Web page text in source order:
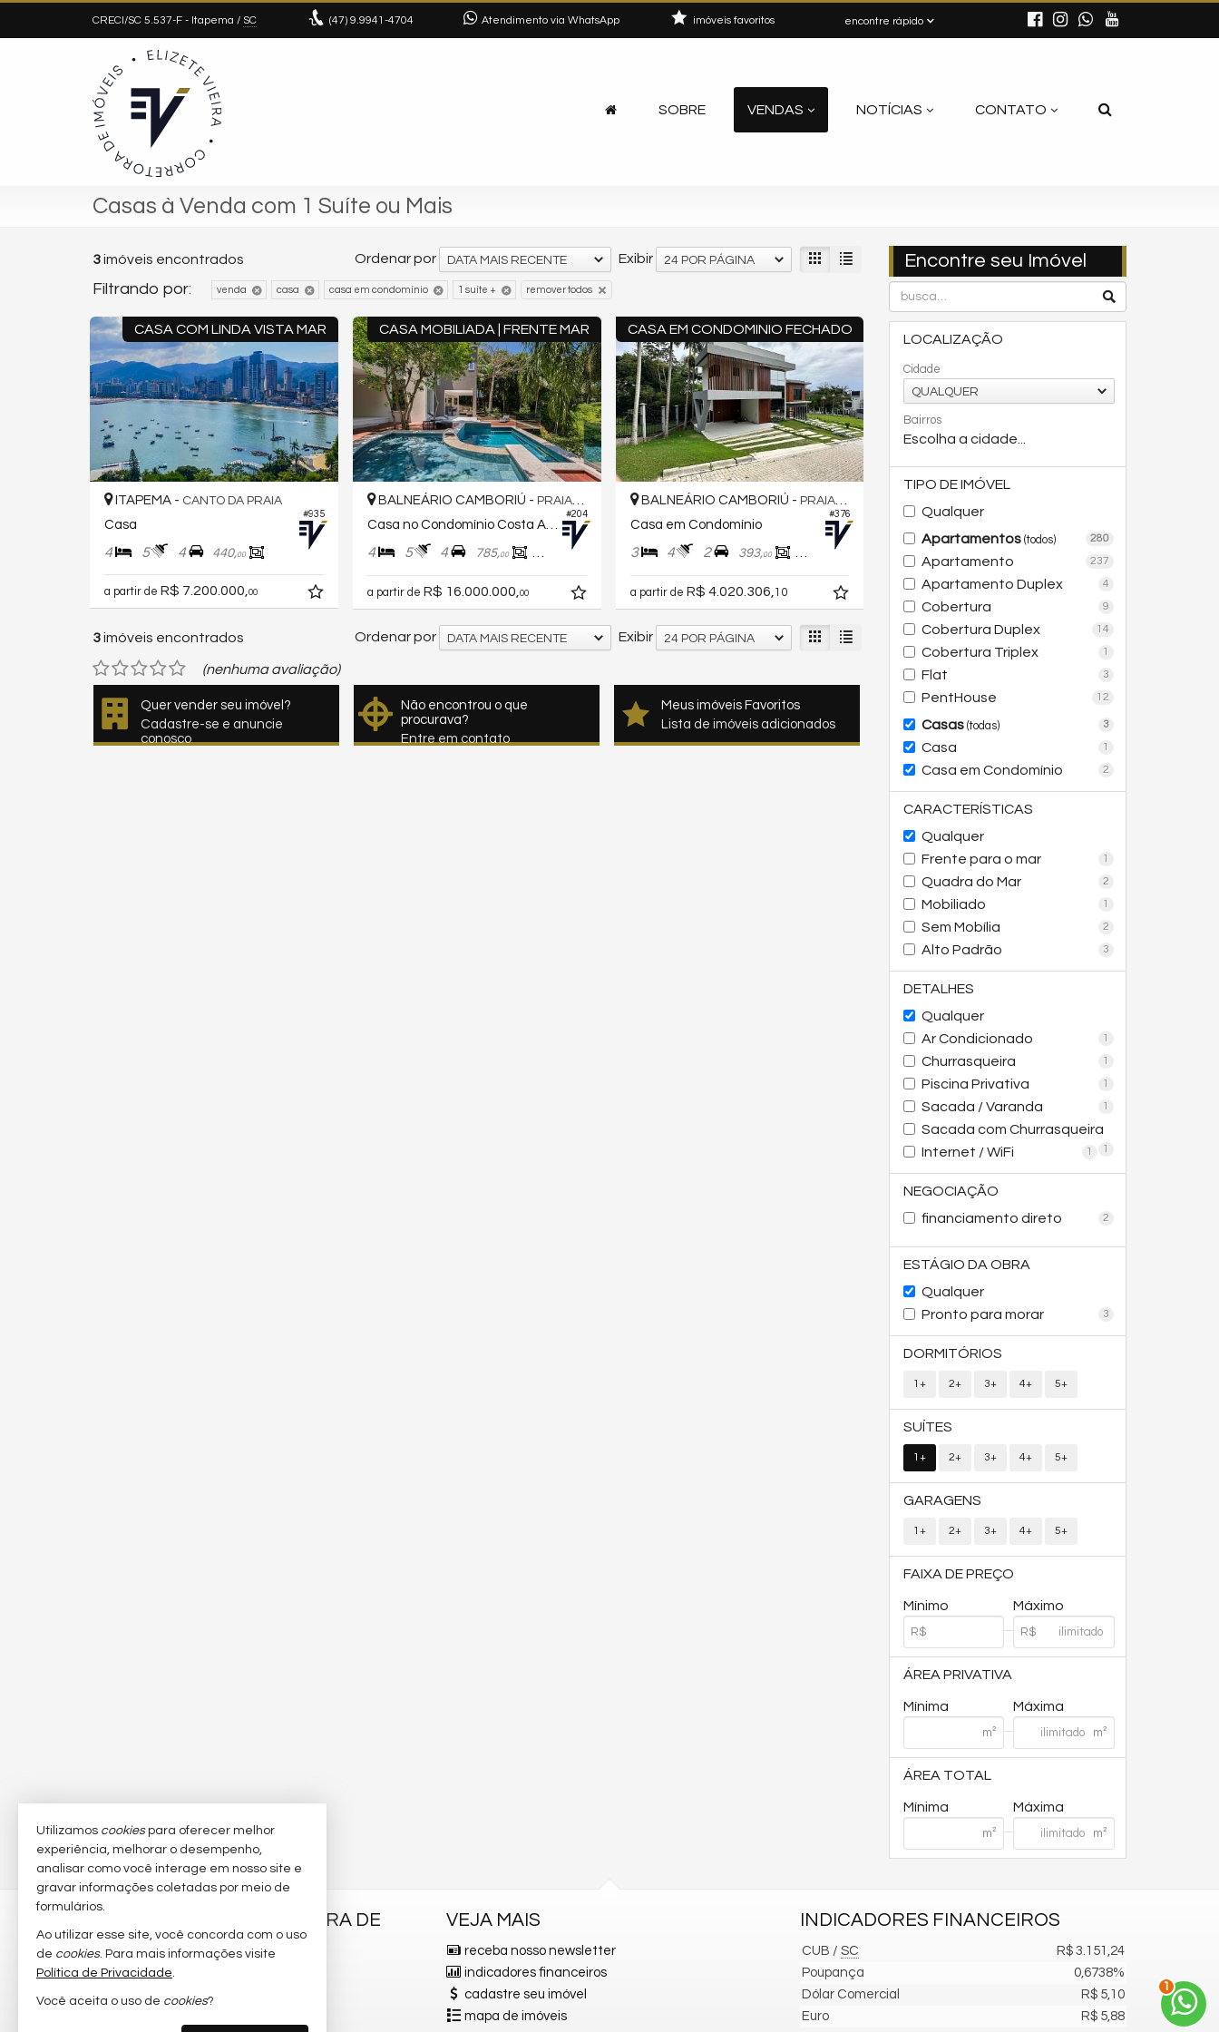
CRECI/SC 5.537-F - Itapema / SC (47) 9.9941-4704 Atendimento via WhatsApp encontre rápido
imóveis favoritos
SOBRE VENDAS NOTÍCIAS CONTATO
Casas à Venda com 1 Suíte ou Mais
Encontre seu Imóvel
LOCALIZAÇÃO
Cidade
QUALQUER
Bairros
Escolha a cidade...
TIPO DE IMÓVEL
Qualquer
Apartamentos (todos) 280
Apartamento 237
Apartamento Duplex 4
Cobertura 9
Cobertura Duplex 14
Cobertura Triplex 1
Flat 3
PentHouse 12
Casas (todas) 3
Casa 1
Casa em Condomínio 2
CARACTERÍSTICAS
Qualquer
Frente para o mar
1
Quadra do Mar 2
Mobiliado 1
Sem Mobília 2
Alto Padrão 3
DETALHES
Qualquer
Ar Condicionado
1
Churrasqueira 1
Piscina Privativa 1
Sacada / Varanda 1
Sacada com Churrasqueira
1
Internet / WiFi 1
NEGOCIAÇÃO
financiamento direto
2
ESTÁGIO DA OBRA
Qualquer
Pronto para morar
3
DORMITÓRIOS
1+ 2+ 3+ 4+ 5+
SUÍTES
1+ 2+ 3+ 4+ 5+
GARAGENS
1+ 2+ 3+ 4+ 5+
FAIXA DE PREÇO
Mínimo Máximo
ÁREA PRIVATIVA
Mínima Máxima
ÁREA TOTAL
Mínima Máxima
3imóveis encontrados Exibir 24 POR PÁGINA
Ordenar por DATA MAIS RECENTE
Filtrando por: venda casa casa em condomínio 1 suíte + remover todos
CASA COM LINDA VISTA MAR
#935
ITAPEMA - CANTO DA PRAIA
Casa
4 5 4 440,00
a partir de R$ 7.200.000, 00
CASA MOBILIADA | FRENTE MAR
#204
BALNEÁRIO CAMBORIÚ - PRAIA DO ESTALEIRINHO
Casa no Condomínio Costa Azul
4 5 4 785,00 524,
a partir de R$ 16.000.000, 00
CASA EM CONDOMINIO FECHADO
#376
BALNEÁRIO CAMBORIÚ - PRAIA DAS TAQUARAS
Casa em Condomínio
3 4 2 393,00 258,
a partir de R$ 4.020.306, 10
3imóveis encontrados Exibir 24 POR PÁGINA
Ordenar por DATA MAIS RECENTE
(nenhuma avaliação)
Quer vender seu imóvel?
Cadastre-se e anuncie
conosco
Não encontrou o que
procurava?
Entre em contato
Meus imóveis Favoritos
Lista de imóveis adicionados
ELIZETE VIEIRA CORRETORA DE
IMÓVEIS
(47) 9.9941-4704 (WhatsApp)
elizetevieiraimoveis@gmail.com
VEJA MAIS
receba nosso newsletter
indicadores financeiros
cadastre seu imóvel
mapa de imóveis
INDICADORES FINANCEIROS
CUB / SC
R$ 3.151,24
Poupança
0,6738%
Dólar Comercial
R$ 5,10
Euro
R$ 5,88
Utilizamos cookiespara oferecer melhor
experiência, melhorar o desempenho,
analisar como você interage em nosso site e
gravar informações coletadas por meio de
formulários.
Ao utilizar esse site, você concorda com o uso
de cookies. Para mais informações visite
Política de Privacidade.
Você aceita o uso de cookies?